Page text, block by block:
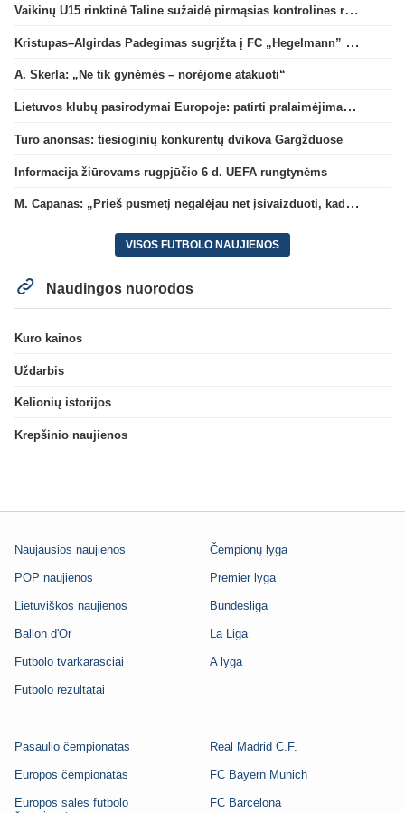
Vaikinų U15 rinktinė Taline sužaidė pirmąsias kontrolines rungtynes
Kristupas–Algirdas Padegimas sugrįžta į FC „Hegelmann” B sudėtį
A. Skerla: „Ne tik gynėmės – norėjome atakuoti“
Lietuvos klubų pasirodymai Europoje: patirti pralaimėjimai Kroatijos atstovams
Turo anonsas: tiesioginių konkurentų dvikova Gargžduose
Informacija žiūrovams rugpjūčio 6 d. UEFA rungtynėms
M. Capanas: „Prieš pusmetį negalėjau net įsivaizduoti, kad žaisime prieš „Hajduk“
VISOS FUTBOLO NAUJIENOS
Naudingos nuorodos
Kuro kainos
Uždarbis
Kelionių istorijos
Krepšinio naujienos
Naujausios naujienos
POP naujienos
Lietuviškos naujienos
Ballon d'Or
Futbolo tvarkarasciai
Futbolo rezultatai
Čempionų lyga
Premier lyga
Bundesliga
La Liga
A lyga
Pasaulio čempionatas
Europos čempionatas
Europos salės futbolo
Real Madrid C.F.
FC Bayern Munich
FC Barcelona